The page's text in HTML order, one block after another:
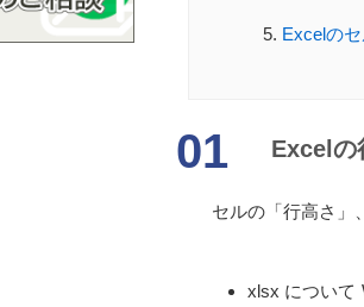
Excelの
Excelの
セルの「行高さ」
xlsx について